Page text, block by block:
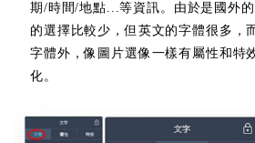
期/時間/地點...等資訊。由於是國外
的選擇比較少，但英文的字體很多，
字體外，像圖片選像一樣有屬性和特
化。